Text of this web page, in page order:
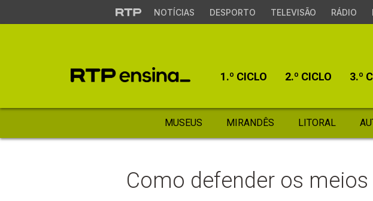
NOTÍCIAS DESPORTO TELEVISÃO RÁDIO
1.º CICLO 2.º CICLO 3.º
MUSEUS MIRANDÊS LITORAL
Como defender os